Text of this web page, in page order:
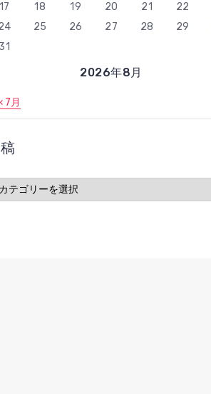
2026年8月
17
18 19 20 21 22
25 26 27 28 29
31
7月